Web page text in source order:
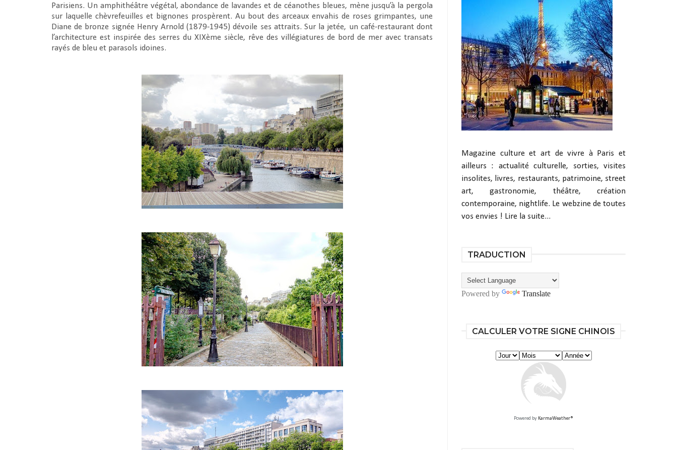
Parisiens. Un amphithéâtre végétal, abondance de lavandes et de céanothes bleues, mène jusqu’à la pergola
sur laquelle chèvrefeuilles et bignones prospèrent. Au bout des arceaux envahis de roses grimpantes, une
Diane de bronze signée Henry Arnold (1879-1945) dévoile ses attraits. Sur la jetée, un café-restaurant dont
l’architecture est inspirée des serres du XIXème siècle, rêve des villégiatures de bord de mer avec transats
rayés de bleu et parasols idoines.
Magazine culture et art de vivre à Paris et
ailleurs : actualité culturelle, sorties, visites
insolites, livres, restaurants, patrimoine, street
art, gastronomie, théâtre, création
contemporaine, nightlife. Le webzine de toutes
vos envies ! Lire la suite...
TRADUCTION
Powered by Translate
CALCULER VOTRE SIGNE CHINOIS
Powered by KarmaWeather®